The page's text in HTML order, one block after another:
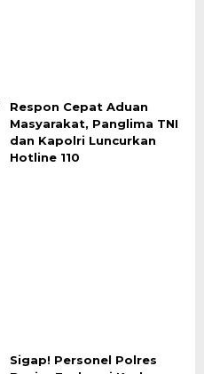
Respon Cepat Aduan
Masyarakat, Panglima TNI
dan Kapolri Luncurkan
Hotline 110
Sigap! Personel Polres